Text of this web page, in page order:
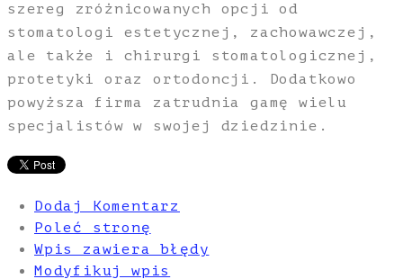
szereg zróżnicowanych opcji od
stomatologi estetycznej, zachowawczej,
ale także i chirurgi stomatologicznej,
protetyki oraz ortodoncji. Dodatkowo
powyższa firma zatrudnia gamę wielu
specjalistów w swojej dziedzinie.
Dodaj Komentarz
Poleć stronę
Wpis zawiera błędy
Modyfikuj wpis